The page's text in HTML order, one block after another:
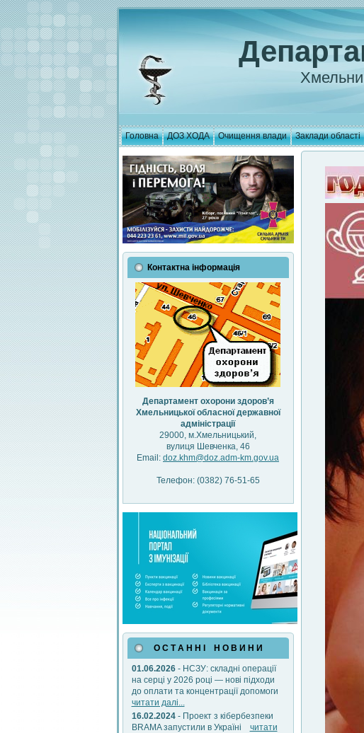
Головна ДОЗ ХОДА Очищення влади Заклади області
Контактна інформація
Департамент охорони здоров’я
Хмельницької обласної державної
адміністрації
29000, м.Хмельницький,
вулиця Шевченка, 46
Email: doz.khm@doz.adm-km.gov.ua
Телефон: (0382) 76-51-65
О С Т А Н Н І Н О В И Н И
01.06.2026- НСЗУ: складні операції
на серці у 2026 році — нові підходи
до оплати та концентрації допомоги
читати далі...
16.02.2024- Проект з кібербезпеки
BRAMA запустили в Україні читати